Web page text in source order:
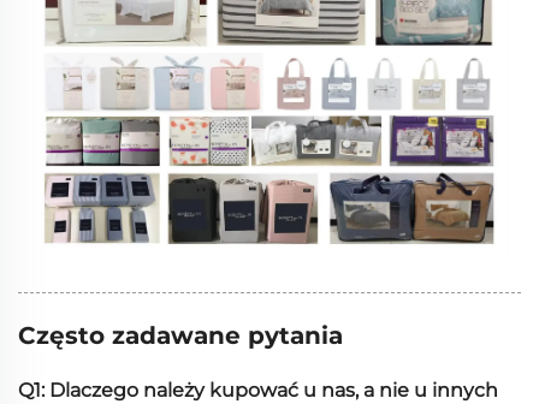
Często zadawane pytania
Q1: Dlaczego należy kupować u nas, a nie u innych